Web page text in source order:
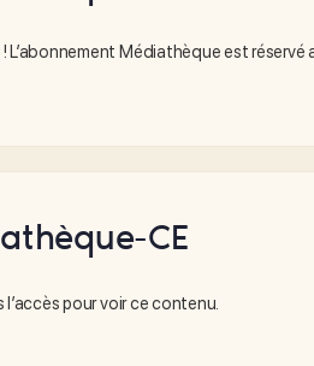
! L’abonnement Médiathèque est
CE
l’accès pour voir ce contenu.